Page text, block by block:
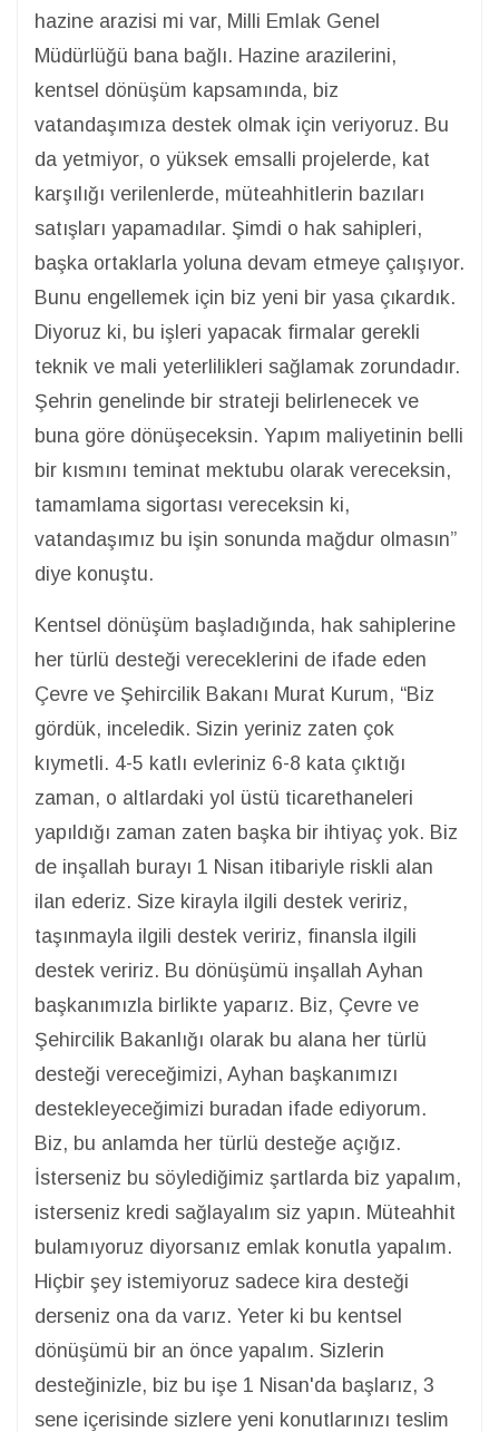
hazine arazisi mi var, Milli Emlak Genel
Müdürlüğü bana bağlı. Hazine arazilerini,
kentsel dönüşüm kapsamında, biz
vatandaşımıza destek olmak için veriyoruz. Bu
da yetmiyor, o yüksek emsalli projelerde, kat
karşılığı verilenlerde, müteahhitlerin bazıları
satışları yapamadılar. Şimdi o hak sahipleri,
başka ortaklarla yoluna devam etmeye çalışıyor.
Bunu engellemek için biz yeni bir yasa çıkardık.
Diyoruz ki, bu işleri yapacak firmalar gerekli
teknik ve mali yeterlilikleri sağlamak zorundadır.
Şehrin genelinde bir strateji belirlenecek ve
buna göre dönüşeceksin. Yapım maliyetinin belli
bir kısmını teminat mektubu olarak vereceksin,
tamamlama sigortası vereceksin ki,
vatandaşımız bu işin sonunda mağdur olmasın”
diye konuştu.
Kentsel dönüşüm başladığında, hak sahiplerine
her türlü desteği vereceklerini de ifade eden
Çevre ve Şehircilik Bakanı Murat Kurum, “Biz
gördük, inceledik. Sizin yeriniz zaten çok
kıymetli. 4-5 katlı evleriniz 6-8 kata çıktığı
zaman, o altlardaki yol üstü ticarethaneleri
yapıldığı zaman zaten başka bir ihtiyaç yok. Biz
de inşallah burayı 1 Nisan itibariyle riskli alan
ilan ederiz. Size kirayla ilgili destek veririz,
taşınmayla ilgili destek veririz, finansla ilgili
destek veririz. Bu dönüşümü inşallah Ayhan
başkanımızla birlikte yaparız. Biz, Çevre ve
Şehircilik Bakanlığı olarak bu alana her türlü
desteği vereceğimizi, Ayhan başkanımızı
destekleyeceğimizi buradan ifade ediyorum.
Biz, bu anlamda her türlü desteğe açığız.
İsterseniz bu söylediğimiz şartlarda biz yapalım,
isterseniz kredi sağlayalım siz yapın. Müteahhit
bulamıyoruz diyorsanız emlak konutla yapalım.
Hiçbir şey istemiyoruz sadece kira desteği
derseniz ona da varız. Yeter ki bu kentsel
dönüşümü bir an önce yapalım. Sizlerin
desteğinizle, biz bu işe 1 Nisan'da başlarız, 3
sene içerisinde sizlere yeni konutlarınızı teslim